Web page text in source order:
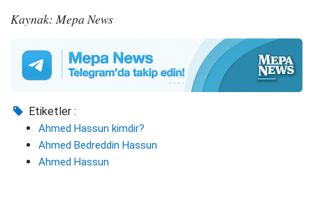
Kaynak: Mepa News
Etiketler :
Ahmed Hassun kimdir?
Ahmed Bedreddin Hassun
Ahmed Hassun